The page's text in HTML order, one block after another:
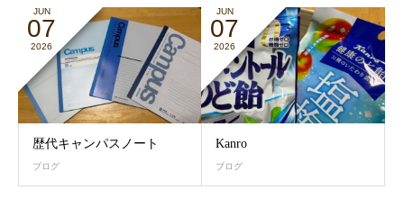
JUN
07
2026
歴代キャンパスノート
ブログ
JUN
07
2026
Kanro
ブログ